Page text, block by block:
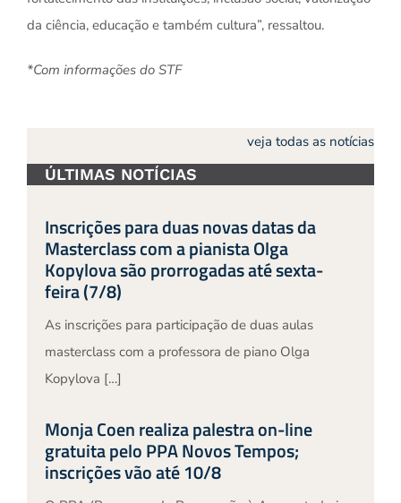
da ciência, educação e também cultura”, ressaltou.
*Com informações do STF
veja todas as notícias
ÚLTIMAS NOTÍCIAS
Inscrições para duas novas datas da
Masterclass com a pianista Olga
Kopylova são prorrogadas até sexta-
feira (7/8)
As inscrições para participação de duas aulas
masterclass com a professora de piano Olga
Kopylova […]
Monja Coen realiza palestra on-line
gratuita pelo PPA Novos Tempos;
inscrições vão até 10/8